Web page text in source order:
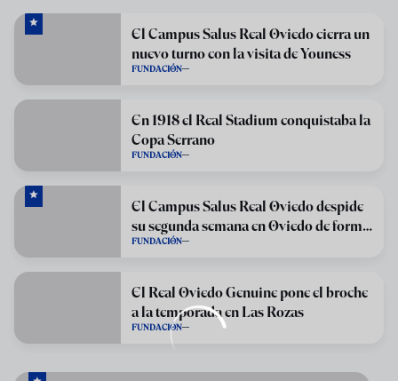
El Campus Salus Real Oviedo cierra un
nuevo turno con la visita de Youness
FUNDACIÓN
En 1918 el Real Stadium conquistaba la
Copa Serrano
FUNDACIÓN
El Campus Salus Real Oviedo despide
su segunda semana en Oviedo de forma
inmejorable
FUNDACIÓN
El Real Oviedo Genuine pone el broche
a la temporada en Las Rozas
FUNDACIÓN